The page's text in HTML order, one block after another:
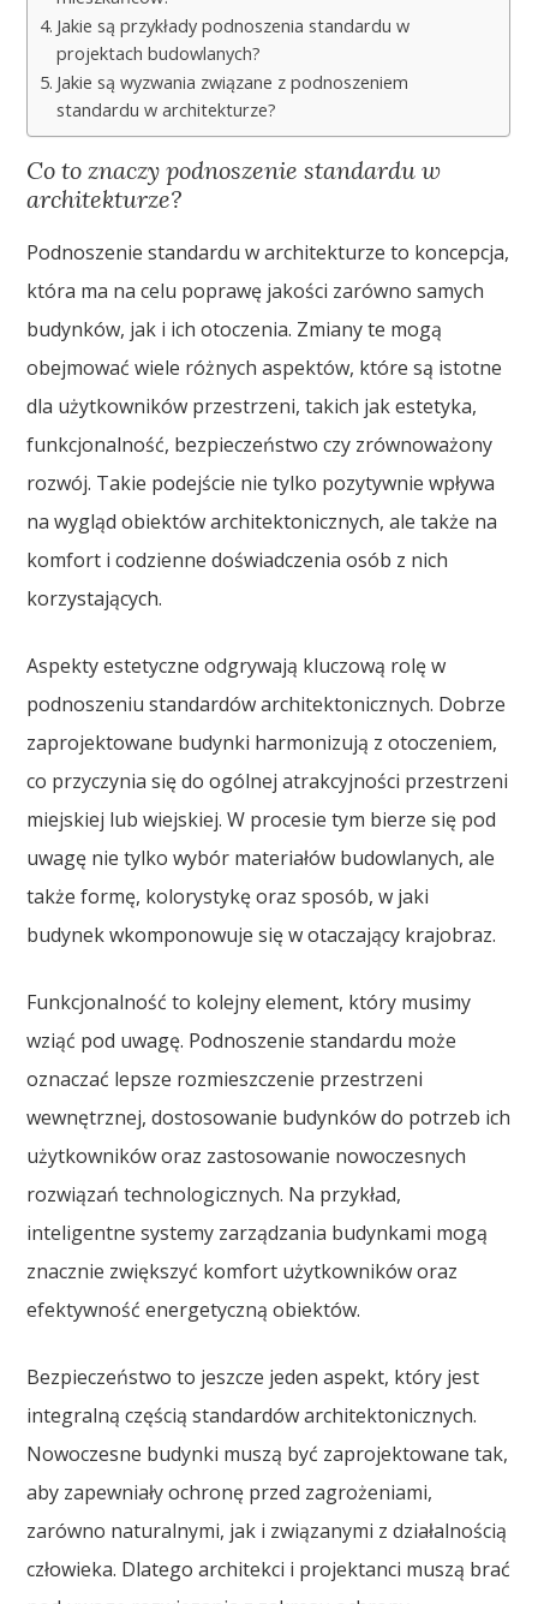
Jakie są przykłady podnoszenia standardu w
projektach budowlanych?
Jakie są wyzwania związane z podnoszeniem
standardu w architekturze?
Co to znaczy podnoszenie standardu w
architekturze?
Podnoszenie standardu w architekturze to koncepcja,
która ma na celu poprawę jakości zarówno samych
budynków, jak i ich otoczenia. Zmiany te mogą
obejmować wiele różnych aspektów, które są istotne
dla użytkowników przestrzeni, takich jak estetyka,
funkcjonalność, bezpieczeństwo czy zrównoważony
rozwój. Takie podejście nie tylko pozytywnie wpływa
na wygląd obiektów architektonicznych, ale także na
komfort i codzienne doświadczenia osób z nich
korzystających.
Aspekty estetyczne odgrywają kluczową rolę w
podnoszeniu standardów architektonicznych. Dobrze
zaprojektowane budynki harmonizują z otoczeniem,
co przyczynia się do ogólnej atrakcyjności przestrzeni
miejskiej lub wiejskiej. W procesie tym bierze się pod
uwagę nie tylko wybór materiałów budowlanych, ale
także formę, kolorystykę oraz sposób, w jaki
budynek wkomponowuje się w otaczający krajobraz.
Funkcjonalność to kolejny element, który musimy
wziąć pod uwagę. Podnoszenie standardu może
oznaczać lepsze rozmieszczenie przestrzeni
wewnętrznej, dostosowanie budynków do potrzeb ich
użytkowników oraz zastosowanie nowoczesnych
rozwiązań technologicznych. Na przykład,
inteligentne systemy zarządzania budynkami mogą
znacznie zwiększyć komfort użytkowników oraz
efektywność energetyczną obiektów.
Bezpieczeństwo to jeszcze jeden aspekt, który jest
integralną częścią standardów architektonicznych.
Nowoczesne budynki muszą być zaprojektowane tak,
aby zapewniały ochronę przed zagrożeniami,
zarówno naturalnymi, jak i związanymi z działalnością
człowieka. Dlatego architekci i projektanci muszą brać